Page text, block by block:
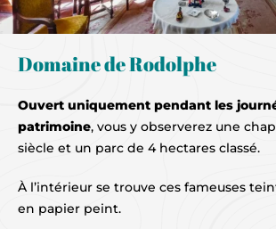
Domaine de Rodolphe
Ouvert uniquement pendant les
patrimoine, vous y observerez une
siècle et un parc de 4 hectares classé.
À l’intérieur se trouve ces fameuses
en papier peint.